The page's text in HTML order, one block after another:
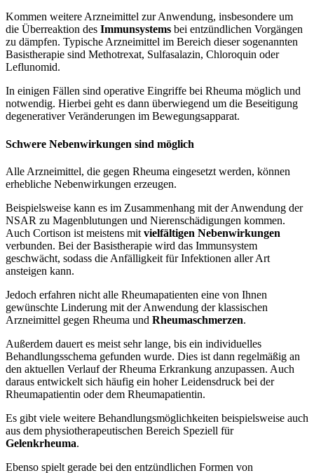
Kommen weitere Arzneimittel zur Anwendung, insbesondere um
die Überreaktion des Immunsystems bei entzündlichen Vorgängen
zu dämpfen. Typische Arzneimittel im Bereich dieser sogenannten
Basistherapie sind Methotrexat, Sulfasalazin, Chloroquin oder
Leflunomid.
In einigen Fällen sind operative Eingriffe bei Rheuma möglich und
notwendig. Hierbei geht es dann überwiegend um die Beseitigung
degenerativer Veränderungen im Bewegungsapparat.
Schwere Nebenwirkungen sind möglich
Alle Arzneimittel, die gegen Rheuma eingesetzt werden, können
erhebliche Nebenwirkungen erzeugen.
Beispielsweise kann es im Zusammenhang mit der Anwendung der
NSAR zu Magenblutungen und Nierenschädigungen kommen.
Auch Cortison ist meistens mit vielfältigen Nebenwirkungen
verbunden. Bei der Basistherapie wird das Immunsystem
geschwächt, sodass die Anfälligkeit für Infektionen aller Art
ansteigen kann.
Jedoch erfahren nicht alle Rheumapatienten eine von Ihnen
gewünschte Linderung mit der Anwendung der klassischen
Arzneimittel gegen Rheuma und Rheumaschmerzen.
Außerdem dauert es meist sehr lange, bis ein individuelles
Behandlungsschema gefunden wurde. Dies ist dann regelmäßig an
den aktuellen Verlauf der Rheuma Erkrankung anzupassen. Auch
daraus entwickelt sich häufig ein hoher Leidensdruck bei der
Rheumapatientin oder dem Rheumapatientin.
Es gibt viele weitere Behandlungsmöglichkeiten beispielsweise auch
aus dem physiotherapeutischen Bereich Speziell für
Gelenkrheuma.
Ebenso spielt gerade bei den entzündlichen Formen von